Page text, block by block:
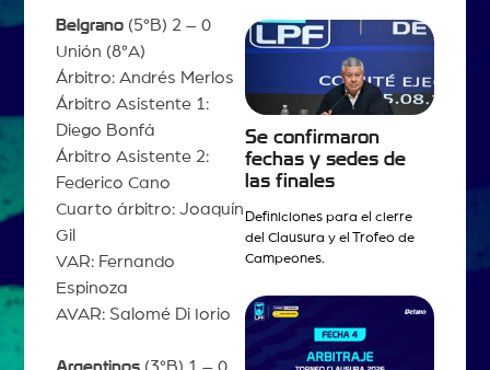
Belgrano(5°B) 2 – 0
Unión (8°A)
Árbitro: Andrés Merlos
Árbitro Asistente 1:
Diego Bonfá
Árbitro Asistente 2:
Federico Cano
Cuarto árbitro: Joaquín
Gil
VAR: Fernando
Espinoza
AVAR: Salomé Di Iorio
Se confirmaron
fechas y sedes de
las finales
Definiciones para el cierre
del Clausura y el Trofeo de
Campeones.